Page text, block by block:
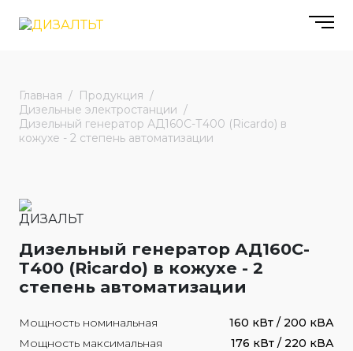
Главная
Продукция
Дизельные электростанции
Дизельный генератор АД160С-Т400 (Ricardo) в
кожухе - 2 степень автоматизации
Дизельный генератор АД160С-
Т400 (Ricardo) в кожухе - 2
степень автоматизации
Мощность номинальная
160 кВт / 200 кВА
Мощность максимальная
176 кВт / 220 кВА